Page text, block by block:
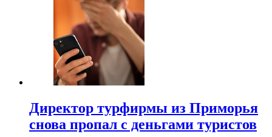
Директор турфирмы из Приморья
снова пропал с деньгами туристов